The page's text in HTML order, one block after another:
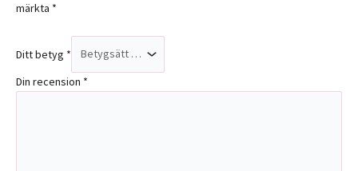
märkta *
Ditt betyg *
Din recension *